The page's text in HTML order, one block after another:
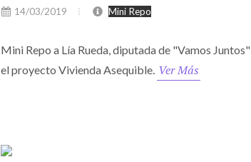
14/03/2019 Mini Repo
Mini Repo a Lía Rueda, diputada de "Vamos
el proyecto Vivienda Asequible. Ver Más